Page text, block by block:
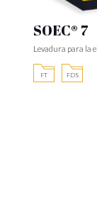
SOEC® 7
Levadura para la
FT FDS